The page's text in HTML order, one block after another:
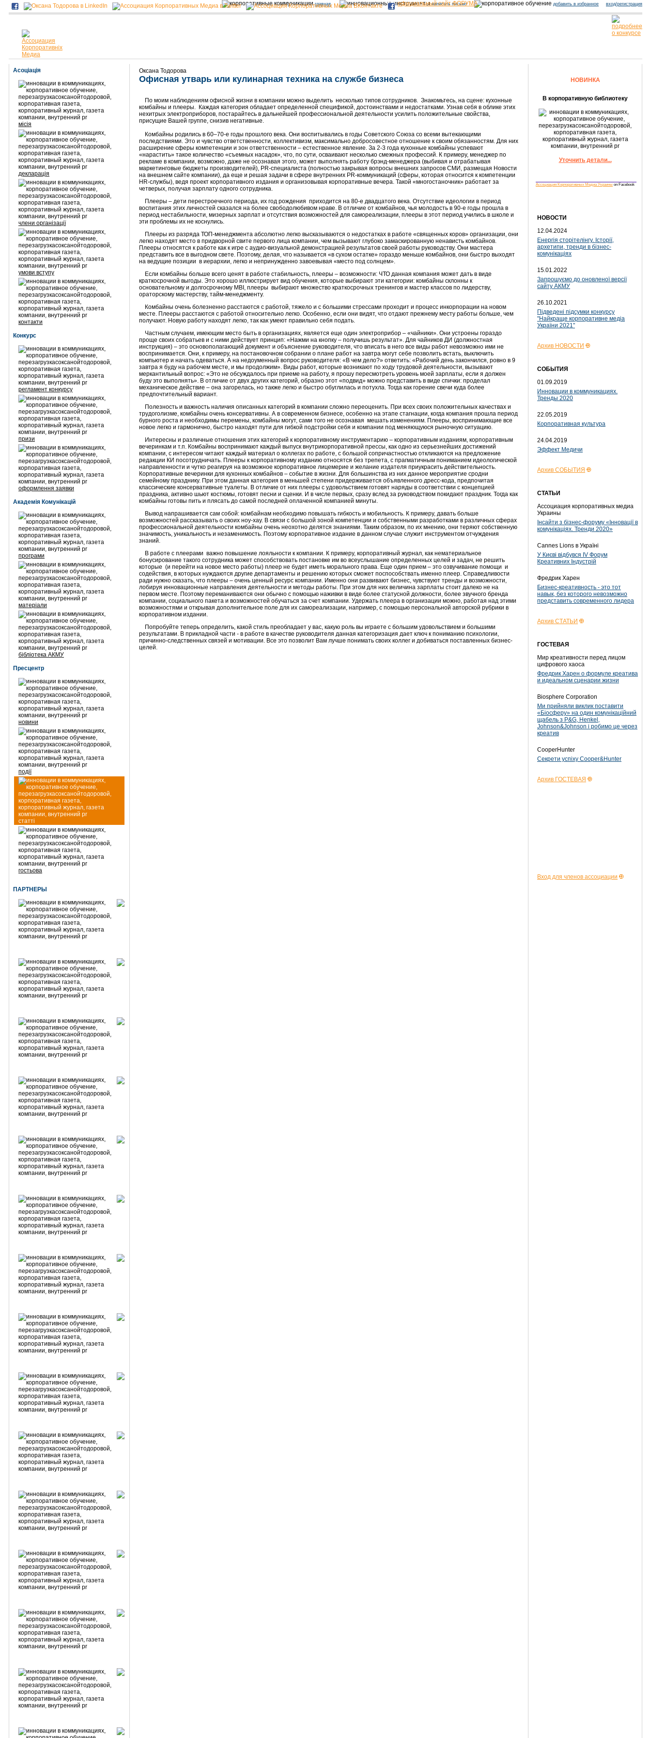
официальный сайт ФОРУМА
главная написать письмо добавить в избранное вход/регистрация
Асоціація
місія
декларація
члени організації
умови вступу
контакти
Конкурс
регламент конкурсу
призи
оформлення заявки
Академія Комунікацій
програми
матеріали
бібліотека АКМУ
Пресцентр
новини
події
статті
гостьова
ПАРТНЕРЫ
Оксана Тодорова
Офисная утварь или кулинарная техника на службе бизнеса
По моим наблюдениям офисной жизни в компании можно выделить несколько типов сотрудников. Знакомьтесь, на сцене: кухонные
комбайны и плееры. Каждая категория обладает определенной спецификой, достоинствами и недостатками. Узнав себя в облике этих
нехитрых электроприборов, постарайтесь в дальнейшей профессиональной деятельности усилить положительные свойства,
присущие Вашей группе, снизив негативные.
Комбайны родились в 60–70-е годы прошлого века. Они воспитывались в годы Советского Союза со всеми вытекающими
последствиями. Это и чувство ответственности, коллективизм, максимально добросовестное отношение к своим обязанностям. Для них
расширение сферы компетенции и зон ответственности – естественное явление. За 2-3 года кухонные комбайны успевают
«нарастить» такое количество «съемных насадок», что, по сути, осваивают несколько смежных профессий. К примеру, менеджер по
рекламе в компании, возможно, даже не осознавая этого, может выполнять работу брэнд-менеджера (выбивая и отрабатывая
маркетинговые бюджеты производителей), PR-специалиста (полностью закрывая вопросы внешних запросов СМИ, размещая Новости
на внешнем сайте компании), да еще и решая задачи в сфере внутренних PR-коммуникаций (сферы, которая относится к компетенции
HR-службы), ведя проект корпоративного издания и организовывая корпоративные вечера. Такой «многостаночник» работает за
четверых, получая зарплату одного сотрудника.
Плееры – дети перестроечного периода, их год рождения приходится на 80-е двадцатого века. Отсутствие идеологии в период
воспитания этих личностей сказался на более свободолюбивом нраве. В отличие от комбайнов, чья молодость в 90-е годы прошла в
период нестабильности, мизерных зарплат и отсутствия возможностей для самореализации, плееры в этот период учились в школе и
эти проблемы их не коснулись.
Плееры из разряда ТОП-менеджмента абсолютно легко высказываются о недостатках в работе «священных коров» организации, они
легко находят место в придворной свите первого лица компании, чем вызывают глубоко замаскированную ненависть комбайнов.
Плееры относятся к работе как к игре с аудио-визуальной демонстрацией результатов своей работы руководству. Они мастера
представить все в выгодном свете. Поэтому, делая, что называется «в сухом остатке» гораздо меньше комбайнов, они быстро выходят
на ведущие позиции в иерархии, легко и непринужденно завоевывая «место под солнцем».
Если комбайны больше всего ценят в работе стабильность, плееры – возможности: ЧТО данная компания может дать в виде
краткосрочной выгоды. Это хорошо иллюстрирует вид обучения, которые выбирают эти категории: комбайны склонны к
основательному и долгосрочному MBI, плееры выбирают множество краткосрочных тренингов и мастер классов по лидерству,
ораторскому мастерству, тайм-менеджменту.
Комбайны очень болезненно расстаются с работой, тяжело и с большими стрессами проходит и процесс инкорпорации на новом
месте. Плееры расстаются с работой относительно легко. Особенно, если они видят, что отдают прежнему месту работы больше, чем
получают. Новую работу находят легко, так как умеют правильно себя подать.
Частным случаем, имеющим место быть в организациях, является еще один электроприбор – «чайники». Они устроены гораздо
проще своих собратьев и с ними действует принцип: «Нажми на кнопку – получишь результат». Для чайников ДИ (должностная
инструкция) – это основополагающий документ и объяснение руководителя, что вписать в него все виды работ невозможно ими не
воспринимается. Они, к примеру, на постановочном собрании о плане работ на завтра могут себе позволить встать, выключить
компьютер и начать одеваться. А на недоуменный вопрос руководителя: «В чем дело?» ответить: «Рабочий день закончился, ровно в 9
завтра я буду на рабочем месте, и мы продолжим». Виды работ, которые возникают по ходу трудовой деятельности, вызывают
меркантильный вопрос: «Это не обсуждалось при приеме на работу, я прошу пересмотреть уровень моей зарплаты, если я должен
буду это выполнять». В отличие от двух других категорий, образно этот «подвид» можно представить в виде спички: проделал
механическое действие – она загорелась, но также легко и быстро обуглилась и потухла. Тогда как горение свечи куда более
предпочтительный вариант.
Полезность и важность наличия описанных категорий в компании сложно переоценить. При всех своих положительных качествах и
трудоголизме, комбайны очень консервативны. А в современном бизнесе, особенно на этапе стагнации, когда компания прошла период
бурного роста и необходимы перемены, комбайны могут, сами того не осознавая мешать изменениям. Плееры, воспринимающие все
новое легко и гармонично, быстро находят пути для гибкой подстройки себя и компании под меняющуюся рыночную ситуацию.
Интересны и различные отношения этих категорий к корпоративному инструментарию – корпоративным изданиям, корпоративным
вечеринкам и т.п. Комбайны воспринимают каждый выпуск внутрикорпоративной прессы, как одно из серьезнейших достижений
компании, с интересом читают каждый материал о коллегах по работе, с большой сопричастностью откликаются на предложение
редакции КИ посотрудничать. Плееры к корпоративному изданию относятся без трепета, с прагматичным пониманием идеологической
направленности и чутко реагируя на возможное корпоративное лицемерие и желание издателя приукрасить действительность.
Корпоративные вечеринки для кухонных комбайнов – событие в жизни. Для большинства из них данное мероприятие сродни
семейному празднику. При этом данная категория в меньшей степени придерживается объявленного дресс-кода, предпочитая
классические консервативные туалеты. В отличие от них плееры с удовольствием готовят наряды в соответствии с концепцией
праздника, активно шьют костюмы, готовят песни и сценки. И в числе первых, сразу вслед за руководством покидают праздник. Тогда как
комбайны готовы пить и плясать до самой последней оплаченной компанией минуты.
Вывод напрашивается сам собой: комбайнам необходимо повышать гибкость и мобильность. К примеру, давать больше
возможностей рассказывать о своих ноу-хау. В связи с большой зоной компетенции и собственными разработками в различных сферах
профессиональной деятельности комбайны очень неохотно делятся знаниями. Таким образом, по их мнению, они теряют собственную
значимость, уникальность и незаменимость. Поэтому корпоративное издание в данном случае служит инструментом отчуждения
знаний.
В работе с плеерами важно повышение лояльности к компании. К примеру, корпоративный журнал, как нематериальное
бонусирование такого сотрудника может способствовать постановке им во всеуслышание определенных целей и задач, не решить
которые (и перейти на новое место работы) плеер не будет иметь морального права. Еще один прием – это озвучивание помощи и
содействия, в которых нуждаются другие департаменты и решению которых сможет поспособствать именно плеер. Справедливости
ради нужно сказать, что плееры – очень ценный ресурс компании. Именно они развивают бизнес, чувствуют тренды и возможности,
лобируя инновационные направления деятельности и методы работы. При этом для них величина зарплаты стоит далеко не на
первом месте. Поэтому переманиваются они обычно с помощью наживки в виде более статусной должности, более звучного бренда
компании, социального пакета и возможностей обучаться за счет компании. Удержать плеера в организации можно, работая над этими
возможностями и открывая дополнительное поле для их самореализации, например, с помощью персональной авторской рубрики в
корпоративном издании.
Попробуйте теперь определить, какой стиль преобладает у вас, какую роль вы играете с большим удовольствием и большими
результатами. В прикладной части - в работе в качестве руководителя данная категоризация дает ключ к пониманию психологии,
причинно-следственных связей и мотивации. Все это позволит Вам лучше понимать своих коллег и добиваться поставленных бизнес-
целей.
НОВИНКА
В корпоративную библиотеку
Уточнить детали...
Ассоциация Корпоративных Медиа Украины on Facebook
НОВОСТИ
12.04.2024
Енергія сторітелінгу. Історії,
архетипи, тренди в бізнес-
комунікаціях
15.01.2022
Запрошуємо до оновленої версії
сайту АКМУ
26.10.2021
Підведені підсумки конкурсу
"Найкраще корпоративне медіа
України 2021"
Архив НОВОСТИ
СОБЫТИЯ
01.09.2019
Инновации в коммуникациях.
Тренды 2020
22.05.2019
Корпоративная культура
24.04.2019
Эффект Медичи
Архив СОБЫТИЯ
СТАТЬИ
Ассоциация корпоративных медиа
Украины
Інсайти з бізнес-форуму «Інновації в
комунікаціях. Тренди 2020»
Cannes Lions в Україні
У Києві відбувся IV Форум
Креативних Індустрій
Фредрик Харен
Бизнес-креативность - это тот
навык, без которого невозможно
представить современного лидера
Архив СТАТЬИ
ГОСТЕВАЯ
Мир креативности перед лицом
цифрового хаоса
Фредрик Харен о формуле креатива
и идеальном сценарии жизни
Biosphere Corporation
Ми прийняли виклик поставити
«Біосферу» на один комунікаційний
щабель з P&G, Henkel,
Johnson&Johnson і робимо це через
креатив
CooperHunter
Секрети успіху Cooper&Hunter
Архив ГОСТЕВАЯ
Вход для членов ассоциации